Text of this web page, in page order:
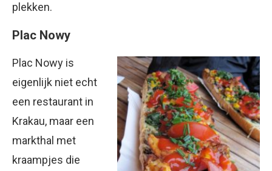
plekken.
Plac Nowy
Plac Nowy is
eigenlijk niet echt
een restaurant in
Krakau, maar een
markthal met
kraampjes die